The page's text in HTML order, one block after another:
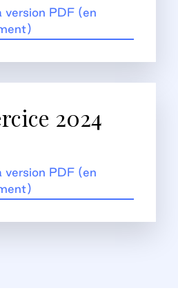
version PDF (en
2024
version PDF (en